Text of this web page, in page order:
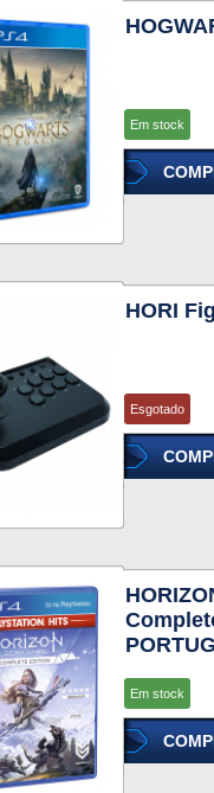
Em stock
HORI
Esgotado
Em stock